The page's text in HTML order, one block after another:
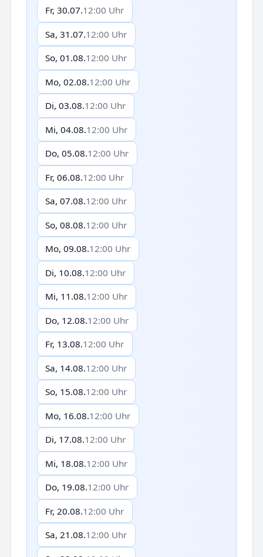
Fr, 30.07.12:00 Uhr
Sa, 31.07.12:00 Uhr
So, 01.08.12:00 Uhr
Mo, 02.08.12:00 Uhr
Di, 03.08.12:00 Uhr
Mi, 04.08.12:00 Uhr
Do, 05.08.12:00 Uhr
Fr, 06.08.12:00 Uhr
Sa, 07.08.12:00 Uhr
So, 08.08.12:00 Uhr
Mo, 09.08.12:00 Uhr
Di, 10.08.12:00 Uhr
Mi, 11.08.12:00 Uhr
Do, 12.08.12:00 Uhr
Fr, 13.08.12:00 Uhr
Sa, 14.08.12:00 Uhr
So, 15.08.12:00 Uhr
Mo, 16.08.12:00 Uhr
Di, 17.08.12:00 Uhr
Mi, 18.08.12:00 Uhr
Do, 19.08.12:00 Uhr
Fr, 20.08.12:00 Uhr
Sa, 21.08.12:00 Uhr